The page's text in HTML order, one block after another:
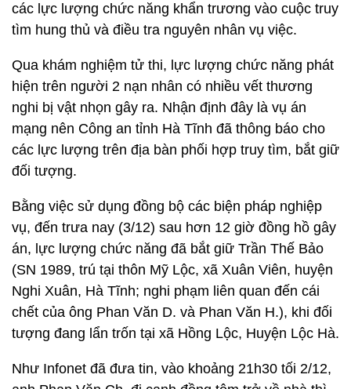
các lực lượng chức năng khẩn trương vào cuộc truy
tìm hung thủ và điều tra nguyên nhân vụ việc.
Qua khám nghiệm tử thi, lực lượng chức năng phát
hiện trên người 2 nạn nhân có nhiều vết thương
nghi bị vật nhọn gây ra. Nhận định đây là vụ án
mạng nên Công an tỉnh Hà Tĩnh đã thông báo cho
các lực lượng trên địa bàn phối hợp truy tìm, bắt giữ
đối tượng.
Bằng việc sử dụng đồng bộ các biện pháp nghiệp
vụ, đến trưa nay (3/12) sau hơn 12 giờ đồng hồ gây
án, lực lượng chức năng đã bắt giữ Trần Thế Bảo
(SN 1989, trú tại thôn Mỹ Lộc, xã Xuân Viên, huyện
Nghi Xuân, Hà Tĩnh; nghi phạm liên quan đến cái
chết của ông Phan Văn D. và Phan Văn H.), khi đối
tượng đang lẩn trốn tại xã Hồng Lộc, Huyện Lộc Hà.
Như Infonet đã đưa tin, vào khoảng 21h30 tối 2/12,